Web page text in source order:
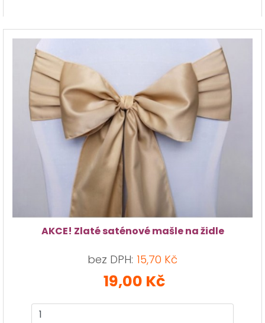
AKCE! Zlaté saténové mašle na židle
bez DPH: 15,70 Kč
19,00 Kč